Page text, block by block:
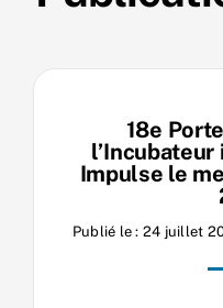
18e
Impulse le
Publié le : 24 juillet